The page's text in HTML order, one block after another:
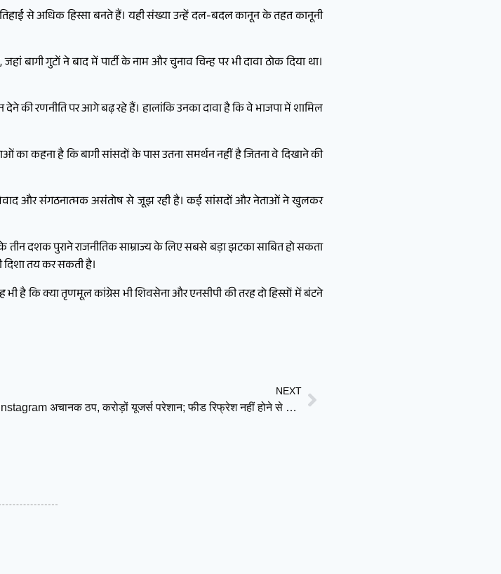
से अधिक हिस्सा बनते हैं। यही संख्या उन्हें दल-बदल कानून के तहत कानूनी
बागी गुटों ने बाद में पार्टी के नाम और चुनाव चिन्ह पर भी दावा ठोक दिया था।
की रणनीति पर आगे बढ़ रहे हैं। हालांकि उनका दावा है कि वे भाजपा में शामिल
का कहना है कि बागी सांसदों के पास उतना समर्थन नहीं है जितना वे दिखाने की
और संगठनात्मक असंतोष से जूझ रही है। कई सांसदों और नेताओं ने खुलकर
दशक पुराने राजनीतिक साम्राज्य के लिए सबसे बड़ा झटका साबित हो सकता
दिशा तय कर सकती है।
है कि क्या तृणमूल कांग्रेस भी शिवसेना और एनसीपी की तरह दो हिस्सों में बंटने
NEXT
Facebook-Instagram अचानक ठप, करोड़ों यूजर्स परेशान; फीड रिफ्रेश नहीं होने से मचा हड़कंप